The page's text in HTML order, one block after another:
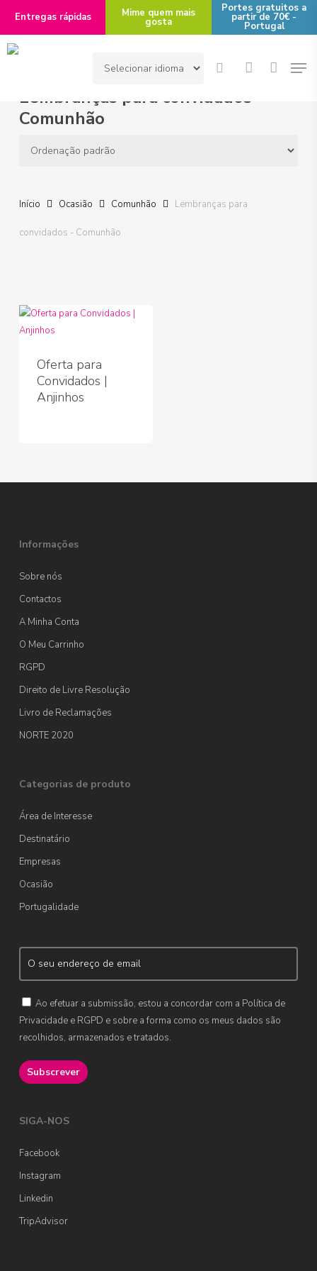
main
content
Entregas rápidas Mime quem mais
gosta
Portes gratuitos a
partir de 70€ -
Portugal
searchaccount
Lembranças para convidados -
Comunhão
Início Ocasião Comunhão Lembranças para
convidados - Comunhão
Oferta para
Convidados |
Anjinhos
Informações
Sobre nós
Contactos
A Minha Conta
O Meu Carrinho
RGPD
Direito de Livre Resolução
Livro de Reclamações
NORTE 2020
Categorias de produto
Área de Interesse
Destinatário
Empresas
Ocasião
Portugalidade
Ao efetuar a submissão, estou a concordar com a Política de
Privacidade e RGPD e sobre a forma como os meus dados são
recolhidos, armazenados e tratados.
SIGA-NOS
Facebook
Instagram
Linkedin
TripAdvisor